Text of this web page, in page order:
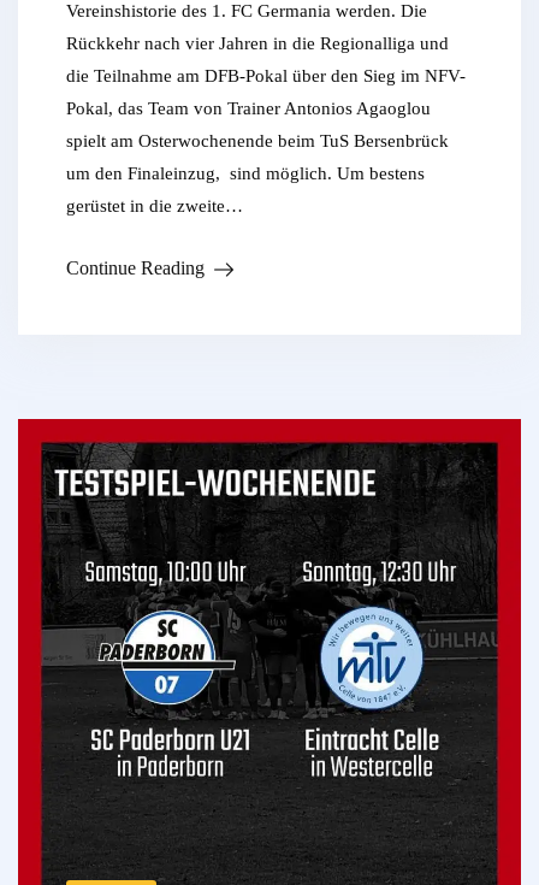
Vereinshistorie des 1. FC Germania werden. Die
Rückkehr nach vier Jahren in die Regionalliga und
die Teilnahme am DFB-Pokal über den Sieg im NFV-
Pokal, das Team von Trainer Antonios Agaoglou
spielt am Osterwochenende beim TuS Bersenbrück
um den Finaleinzug, sind möglich. Um bestens
gerüstet in die zweite…
Continue Reading